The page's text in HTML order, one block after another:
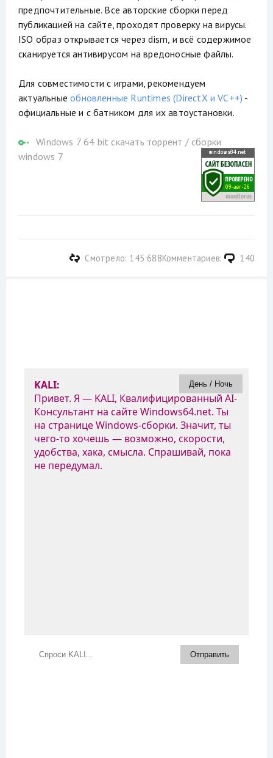
предпочтительные. Все авторские сборки перед
публикацией на сайте, проходят проверку на вирусы.
ISO образ открывается через dism, и всё содержимое
сканируется антивирусом на вредоносные файлы.
Для совместимости с играми, рекомендуем
актуальныеобновленные Runtimes (DirectX и VC++) -
официальные и с батником для их автоустановки.
Windows 7 64 bit скачать торрент / сборки
windows 7
Комментариев: 140
Смотрело: 145 688